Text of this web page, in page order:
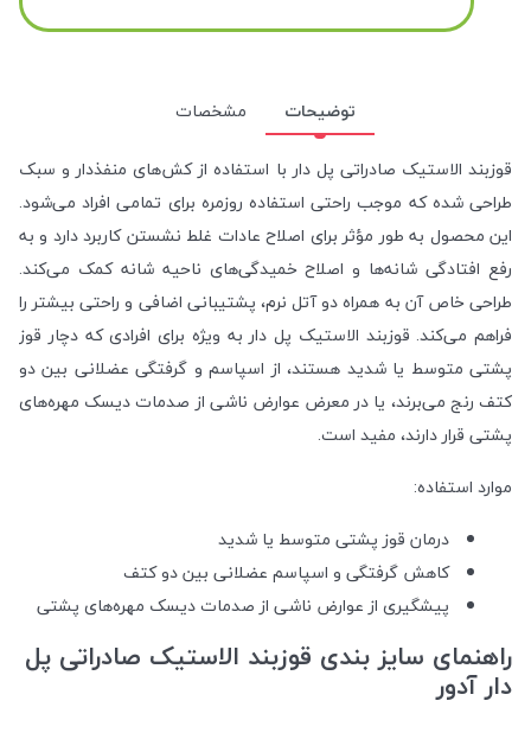
توضیحات
مشخصات
قوزبند الاستیک صادراتی پل دار با استفاده از کش‌های منفذدار و سبک
طراحی شده که موجب راحتی استفاده روزمره برای تمامی افراد می‌شود.
این محصول به طور مؤثر برای اصلاح عادات غلط نشستن کاربرد دارد و به
رفع افتادگی شانه‌ها و اصلاح خمیدگی‌های ناحیه شانه کمک می‌کند.
طراحی خاص آن به همراه دو آتل نرم، پشتیبانی اضافی و راحتی بیشتر را
فراهم می‌کند. قوزبند الاستیک پل دار به ویژه برای افرادی که دچار قوز
پشتی متوسط یا شدید هستند، از اسپاسم و گرفتگی عضلانی بین دو
کتف رنج می‌برند، یا در معرض عوارض ناشی از صدمات دیسک مهره‌های
پشتی قرار دارند، مفید است.
موارد استفاده:
درمان قوز پشتی متوسط یا شدید
کاهش گرفتگی و اسپاسم عضلانی بین دو کتف
پیشگیری از عوارض ناشی از صدمات دیسک مهره‌های پشتی
راهنمای سایز بندی قوزبند الاستیک صادراتی پل
دار آدور